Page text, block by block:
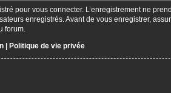
pour vous connecter. L’enregistrement ne
enregistrés. Avant de vous enregistrer,
forum.
| Politique de vie privée